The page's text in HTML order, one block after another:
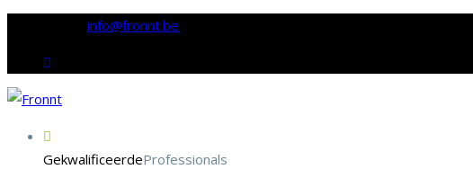
info@fronnt.be
GekwalificeerdeProfessionals